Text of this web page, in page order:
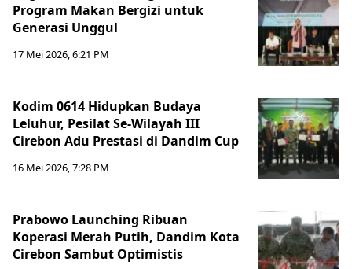
Program Makan Bergizi untuk
Generasi Unggul
17 Mei 2026, 6:21 PM
Kodim 0614 Hidupkan Budaya
Leluhur, Pesilat Se-Wilayah III
Cirebon Adu Prestasi di Dandim Cup
16 Mei 2026, 7:28 PM
Prabowo Launching Ribuan
Koperasi Merah Putih, Dandim Kota
Cirebon Sambut Optimistis